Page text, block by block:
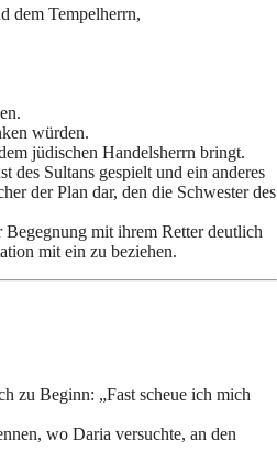
dem Tempelherrn,
würden.
jüdischen Handelsherrn bringt.
des Sultans gespielt und ein anderes
der Plan dar, den die Schwester des
Begegnung mit ihrem Retter deutlich
mit ein zu beziehen.
zu Beginn: „Fast scheue ich mich
wo Daria versuchte, an den